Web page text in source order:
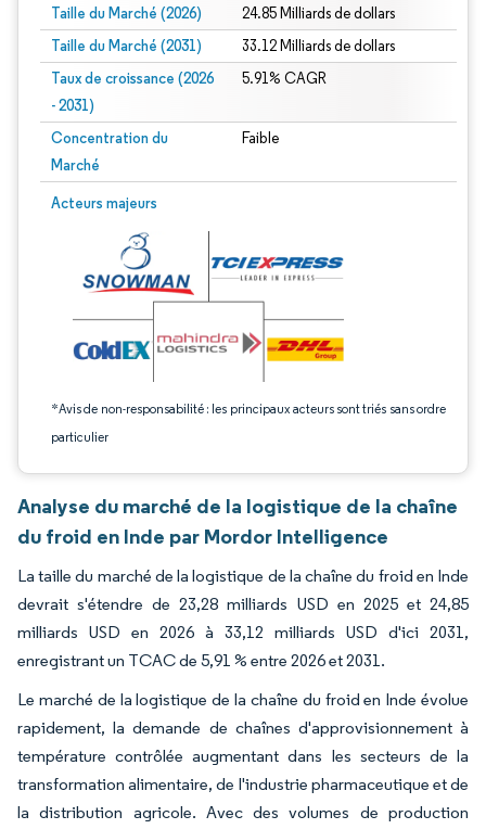
Taille du Marché (2026) 24.85 Milliards de dollars
Taille du Marché (2031) 33.12 Milliards de dollars
Taux de croissance (2026
- 2031)
5.91% CAGR
Concentration du
Marché
Faible
Acteurs majeurs
*Avis de non-responsabilité : les principaux acteurs sont triés sans ordre
particulier
Image © Mordor Intelligence. La réutilisation nécessite une attribution sous CC
Analyse du marché de la logistique de la chaîne
du froid en Inde par Mordor Intelligence
La taille du marché de la logistique de la chaîne du froid en Inde
devrait s'étendre de 23,28 milliards USD en 2025 et 24,85
milliards USD en 2026 à 33,12 milliards USD d'ici 2031,
enregistrant un TCAC de 5,91 % entre 2026 et 2031.
Le marché de la logistique de la chaîne du froid en Inde évolue
rapidement, la demande de chaînes d'approvisionnement à
température contrôlée augmentant dans les secteurs de la
transformation alimentaire, de l'industrie pharmaceutique et de
la distribution agricole. Avec des volumes de production